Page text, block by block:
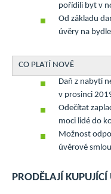
pořídili byt v
Od základu
úvěry na
CO PLATÍ NOVĚ
Daň z nabytí
v prosinci
Odečítat
moci lidé do
Možnost
úvěrové
PRODĚLAJÍ